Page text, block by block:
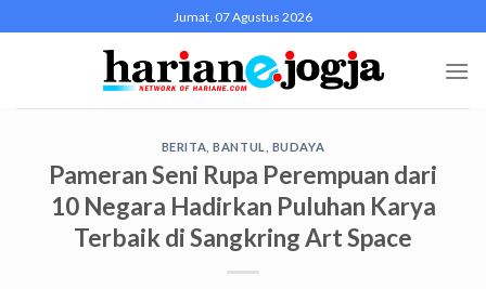
to
Jumat, 07 Agustus 2026
BERITA ,BANTUL BUDAYA
Pameran Seni Rupa Perempuan dari
10 Negara Hadirkan Puluhan Karya
Terbaik di Sangkring Art Space